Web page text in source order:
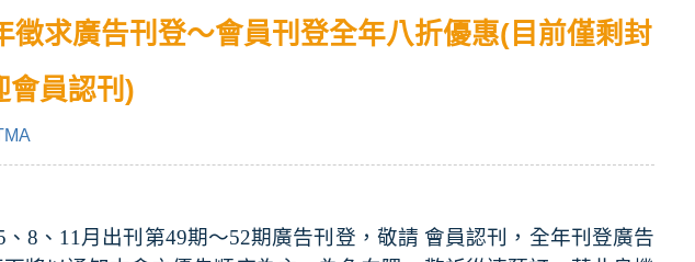
徵求廣告刊登～會員刊登全年八折優惠(目前僅剩封
會員認刊)
、 8 、 11 月出刊第49期～52期廣告刊登，敬請 會員認刊，全年刊登廣告